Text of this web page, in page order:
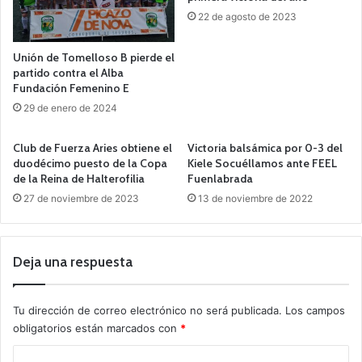
Unión de Tomelloso B pierde el
partido contra el Alba
Fundación Femenino E
29 de enero de 2024
22 de agosto de 2023
Club de Fuerza Aries obtiene el
duodécimo puesto de la Copa
de la Reina de Halterofilia
27 de noviembre de 2023
Victoria balsámica por 0-3 del
Kiele Socuéllamos ante FEEL
Fuenlabrada
13 de noviembre de 2022
Deja una respuesta
Tu dirección de correo electrónico no será publicada. Los campos
obligatorios están marcados con *